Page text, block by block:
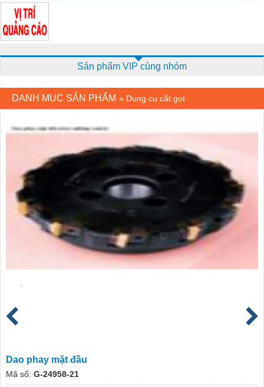
Sản phẩm VIP cùng nhóm
DANH MỤC SẢN PHẨM » Dụng cụ cắt gọt
Dao phay mặt đầu
Mã số: G-24958-21